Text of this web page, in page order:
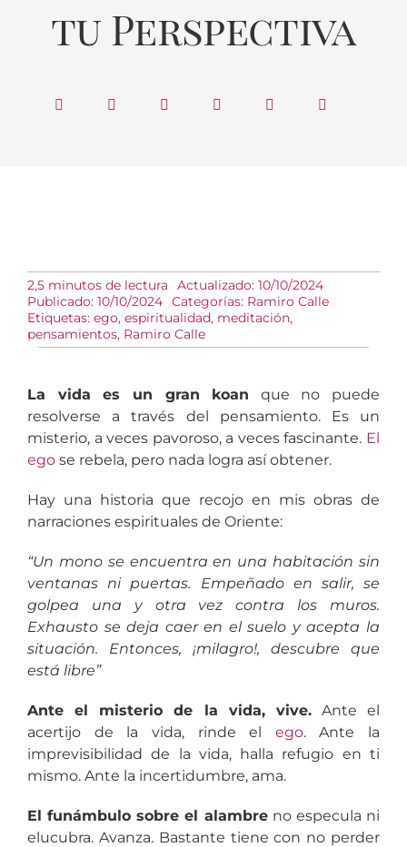
tu Perspectiva
2,5 minutos de lectura
Actualizado: 10/10/2024
Publicado: 10/10/2024 Categorías: Ramiro Calle
Etiquetas: ego, espiritualidad, meditación,
pensamientos, Ramiro Calle
La vida es un gran koan que no puede
resolverse a través del pensamiento. Es un
misterio, a veces pavoroso, a veces fascinante. El
egose rebela, pero nada logra así obtener.
Hay una historia que recojo en mis obras de
narraciones espirituales de Oriente:
“Un mono se encuentra en una habitación sin
ventanas ni puertas. Empeñado en salir, se
golpea una y otra vez contra los muros.
Exhausto se deja caer en el suelo y acepta la
situación. Entonces, ¡milagro!, descubre que
está libre”
Ante el misterio de la vida, vive.Ante el
acertijo de la vida, rinde el ego. Ante la
imprevisibilidad de la vida, halla refugio en ti
mismo. Ante la incertidumbre, ama.
El funámbulo sobre el alambreno especula ni
elucubra. Avanza. Bastante tiene con no perder